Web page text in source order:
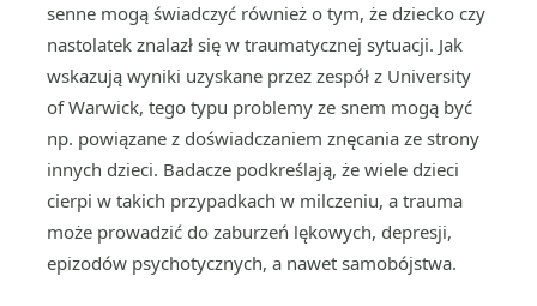
senne mogą świadczyć również o tym, że dziecko czy
nastolatek znalazł się w traumatycznej sytuacji. Jak
wskazują wyniki uzyskane przez zespół z University
of Warwick, tego typu problemy ze snem mogą być
np. powiązane z doświadczaniem znęcania ze strony
innych dzieci. Badacze podkreślają, że wiele dzieci
cierpi w takich przypadkach w milczeniu, a trauma
może prowadzić do zaburzeń lękowych, depresji,
epizodów psychotycznych, a nawet samobójstwa.